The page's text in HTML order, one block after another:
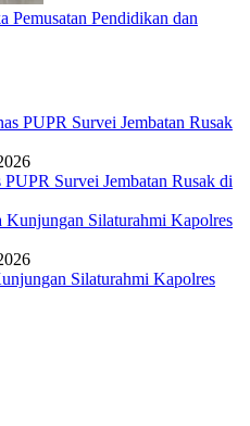
Pemusatan Pendidikan dan
Survei Jembatan Rusak di
Silaturahmi Kapolres